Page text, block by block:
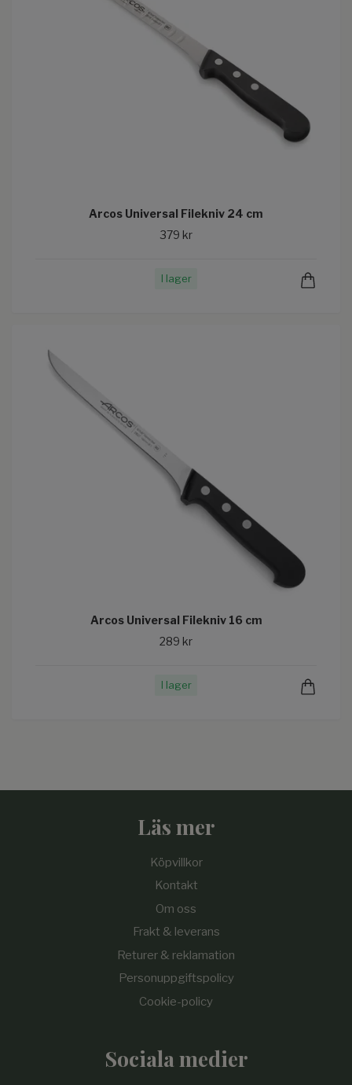
Arcos Universal Filekniv 24 cm
379 kr
I lager
Arcos Universal Filekniv 16 cm
289 kr
I lager
Läs mer
Köpvillkor
Kontakt
Om oss
Frakt & leverans
Returer & reklamation
Personuppgiftspolicy
Cookie-policy
Sociala medier